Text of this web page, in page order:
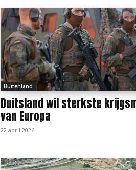
Buitenland
Duitsland wil sterkste
van Europa
22 april 2026